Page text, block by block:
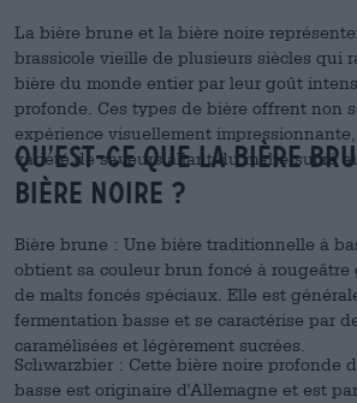
La bière brune et la bière noire
brassicole vieille de plusieurs siècles qui
bière du monde entier par leur goût
profonde. Ces types de bière offrent non
expérience visuellement
variété de saveurs allant du malté-sucré
Qu'est-ce que la bière
bière noire ?
Bière brune : Une bière traditionnelle à
obtient sa couleur brun foncé à rougeâtre
de malts foncés spéciaux. Elle est
fermentation basse et se caractérise par
caramélisées et légèrement sucrées.
Schwarzbier : Cette bière noire profonde
basse est originaire d'Allemagne et est